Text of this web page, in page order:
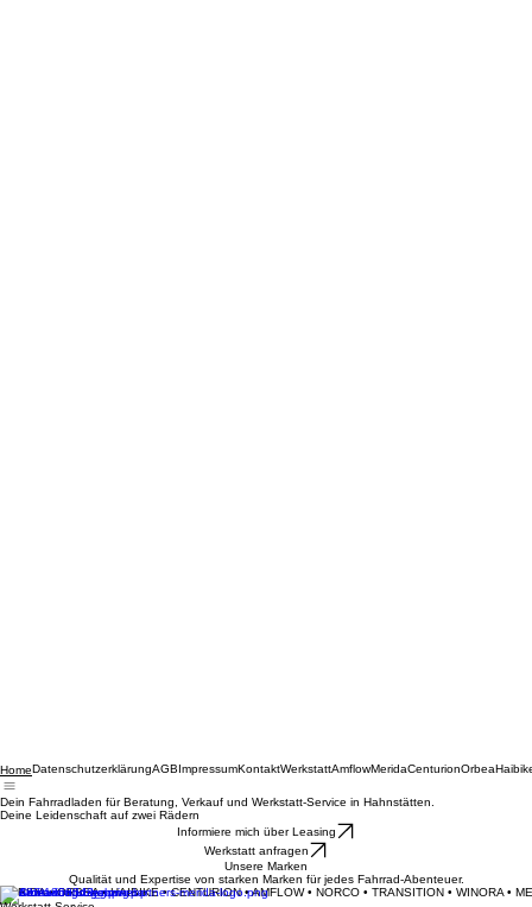
Home DatenschutzerklärungAGBImpressum
Dein Fahrradladen für Beratung, Verkauf und Werkstatt-Service in Hahnstätten.
Informiere mich über Leasing
Werkstatt anfragen